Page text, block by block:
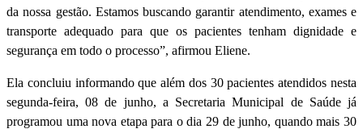
da nossa gestão. Estamos buscando garantir atendimento, exames e
transporte adequado para que os pacientes tenham dignidade e
segurança em todo o processo”, afirmou Eliene.
Ela concluiu informando que além dos 30 pacientes atendidos nesta
segunda-feira, 08 de junho, a Secretaria Municipal de Saúde já
programou uma nova etapa para o dia 29 de junho, quando mais 30